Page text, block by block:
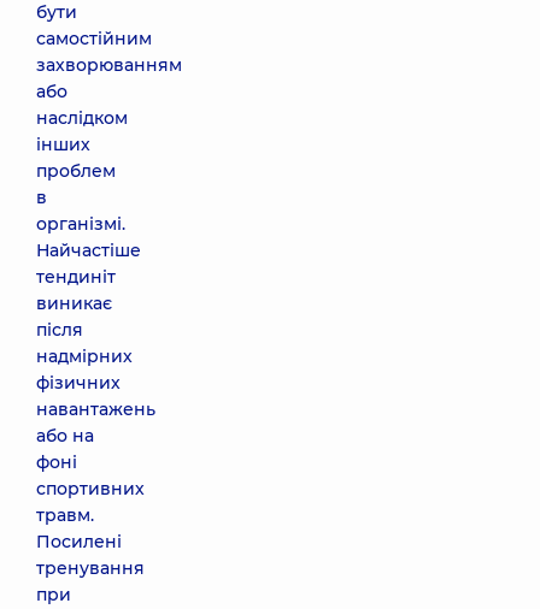
бути
самостійним
захворюванням
або
наслідком
інших
проблем
в
організмі.
Найчастіше
тендиніт
виникає
після
надмірних
фізичних
навантажень
або на
фоні
спортивних
травм.
Посилені
тренування
при